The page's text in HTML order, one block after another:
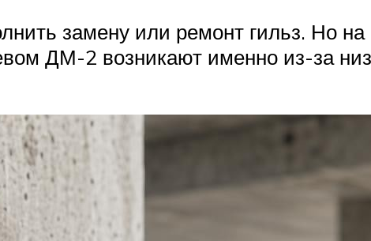
замену или ремонт гильз. Но на
ДМ-2 возникают именно из-за